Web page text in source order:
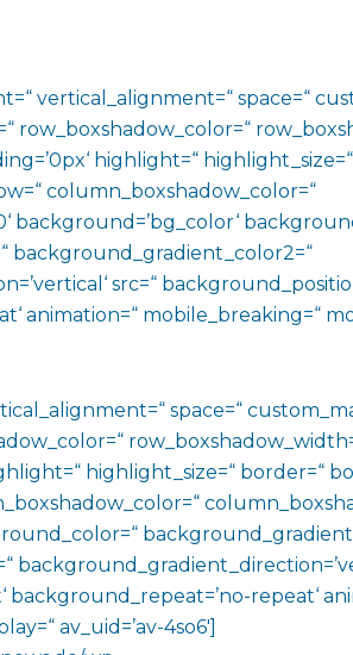
vertical_alignment=“ space=“
row_boxshadow_color=“
highlight=“
column_boxshadow_color=“
background=’bg_color‘
background_gradient_color2=“
src=“
animation=“ mobile_breaking=“
space=“
highlight_size=“ border=“
background_repeat=’no-repeat‘
av_uid=’av-4so6′]